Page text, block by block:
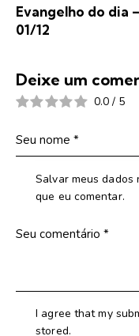
Evangelho do dia –
01/12
Deixe um
0.0 / 5
Salvar meus dados
que eu comentar.
I agree that my
stored.